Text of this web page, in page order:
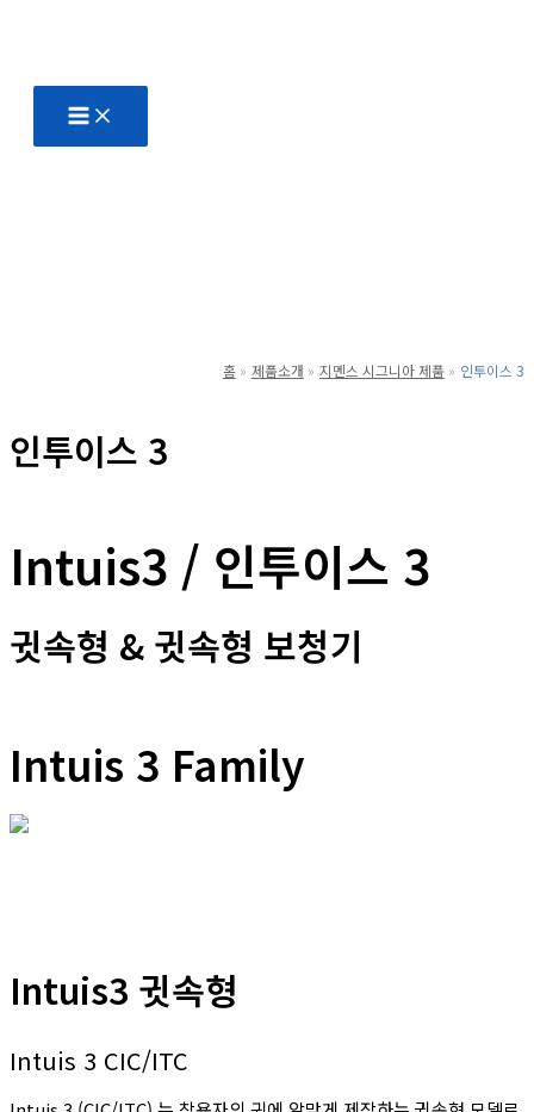
홈 제품소개 지멘스 시그니아 제품 인투이스 3
인투이스 3
Intuis3 / 인투이스 3
귓속형 & 귓속형 보청기
Intuis 3 Family
Intuis3 귓속형
Intuis 3 CIC/ITC